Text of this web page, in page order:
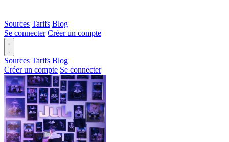
Sources Tarifs Blog
Se connecter Créer un compte
Sources Tarifs Blog
Créer un compte Se connecter